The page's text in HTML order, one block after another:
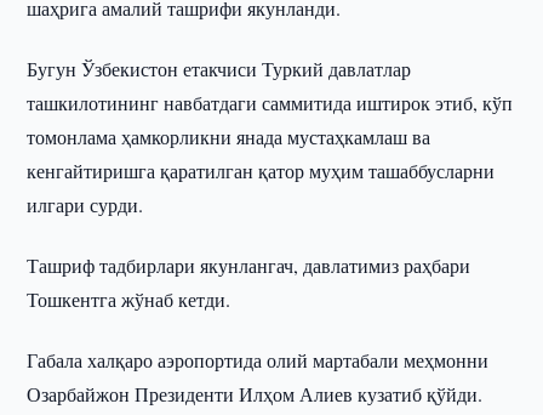
шаҳрига амалий ташрифи якунланди.
Бугун Ўзбекистон етакчиси Туркий давлатлар
ташкилотининг навбатдаги саммитида иштирок этиб, кўп
томонлама ҳамкорликни янада мустаҳкамлаш ва
кенгайтиришга қаратилган қатор муҳим ташаббусларни
илгари сурди.
Ташриф тадбирлари якунлангач, давлатимиз раҳбари
Тошкентга жўнаб кетди.
Габала халқаро аэропортида олий мартабали меҳмонни
Озарбайжон Президенти Илҳом Алиев кузатиб қўйди.